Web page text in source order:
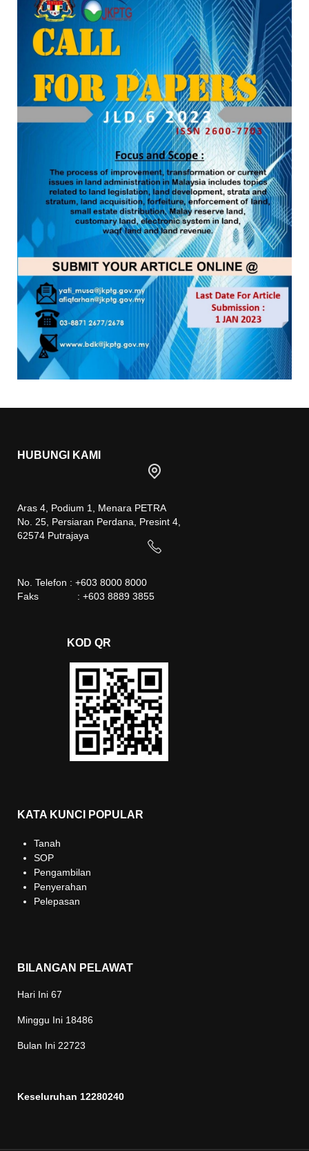
HUBUNGI KAMI
Aras 4, Podium 1, Menara PETRA
No. 25, Persiaran Perdana, Presint 4,
62574 Putrajaya
No. Telefon : +603 8000 8000
Faks : +603 8889 3855
KOD QR
KATA KUNCI POPULAR
Tanah
SOP
Pengambilan
Penyerahan
Pelepasan
BILANGAN PELAWAT
Hari Ini 67
Minggu Ini 18486
Bulan Ini 22723
Keseluruhan 12280240